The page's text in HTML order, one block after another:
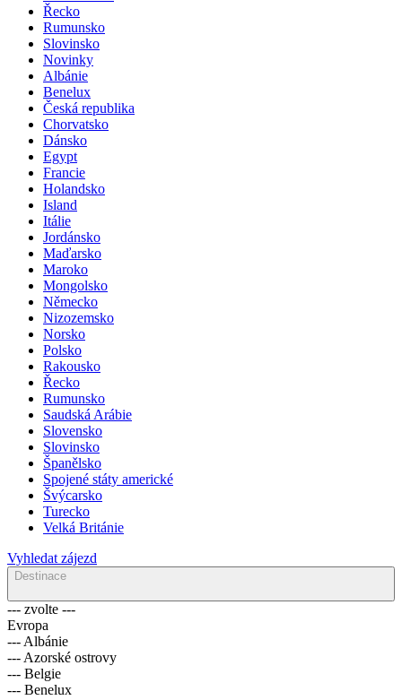
Řecko
Rumunsko
Slovinsko
Novinky
Albánie
Benelux
Česká republika
Chorvatsko
Dánsko
Egypt
Francie
Holandsko
Island
Itálie
Jordánsko
Maďarsko
Maroko
Mongolsko
Německo
Nizozemsko
Norsko
Polsko
Rakousko
Řecko
Rumunsko
Saudská Arábie
Slovensko
Slovinsko
Španělsko
Spojené státy americké
Švýcarsko
Turecko
Velká Británie
Vyhledat zájezd
Destinace
--- zvolte ---
Evropa
--- Albánie
--- Azorské ostrovy
--- Belgie
--- Benelux